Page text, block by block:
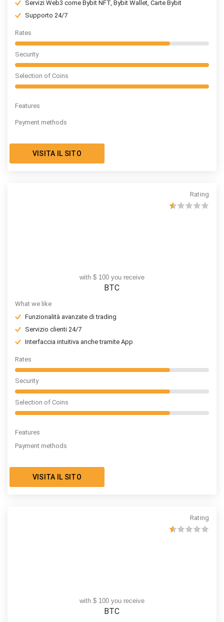
Servizi Web3 come Bybit NFT, Bybit Wallet, Carte Bybit
Supporto 24/7
Rates
Security
Selection of Coins
Features
Payment methods
VISITA IL SITO
Rating
with $ 100 you receive
BTC
What we like
Funzionalità avanzate di trading
Servizio clienti 24/7
Interfaccia intuitiva anche tramite App
Rates
Security
Selection of Coins
Features
Payment methods
VISITA IL SITO
Rating
with $ 100 you receive
BTC